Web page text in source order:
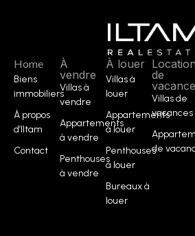
Home
Biens
immobiliers
À propos
d’Iltam
Contact
À
vendre
Villas à
vendre
Appartements
à vendre
Penthouses
à vendre
À louer
Villas à
louer
Appartements
à louer
Penthouses
à louer
Bureaux à
louer
de
Villas de
vacances
de